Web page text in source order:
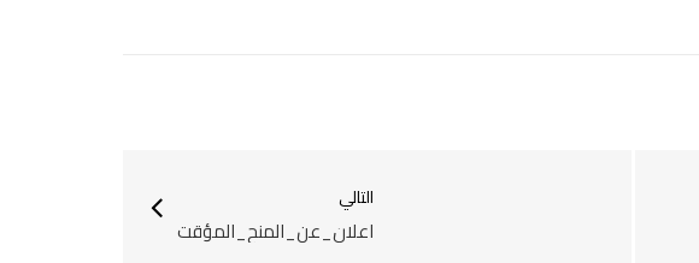
التالي
اعلان_عن_المنح_المؤقت